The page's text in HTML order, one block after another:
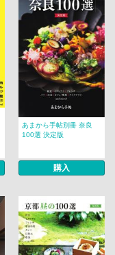
あまから手帖別冊 奈良
100選 決定版
購入